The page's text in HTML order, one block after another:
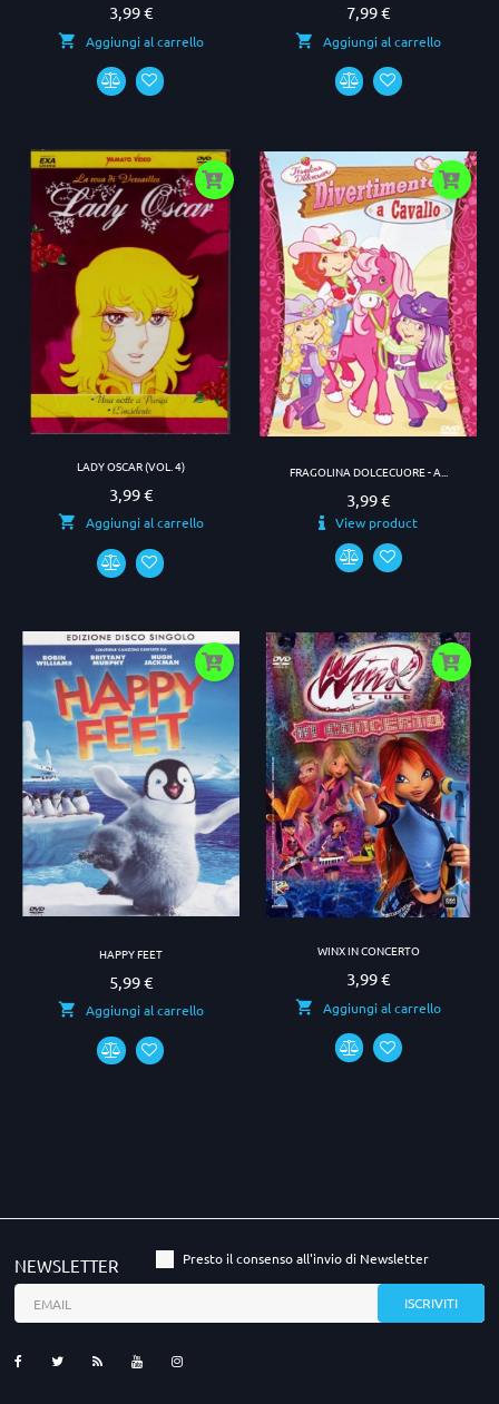
Prezzo
3,99 €
Aggiungi al carrello
Prezzo
7,99 €
Aggiungi al carrello
LADY OSCAR (VOL. 4)
Prezzo
3,99 €
Aggiungi al carrello
FRAGOLINA DOLCECUORE - A...
Prezzo
3,99 €
View product
HAPPY FEET
Prezzo
5,99 €
Aggiungi al carrello
WINX IN CONCERTO
Prezzo
3,99 €
Aggiungi al carrello
NEWSLETTER Presto il consenso all'invio di Newsletter